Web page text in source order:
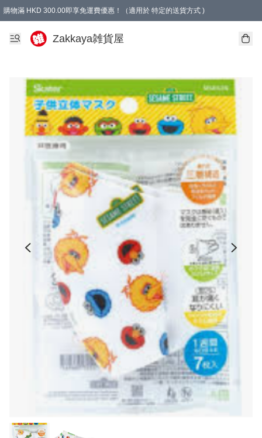
購物滿 HKD 300.00即享免運費優惠！（適用於 特定的送貨方式 )
Zakkaya雑貨屋